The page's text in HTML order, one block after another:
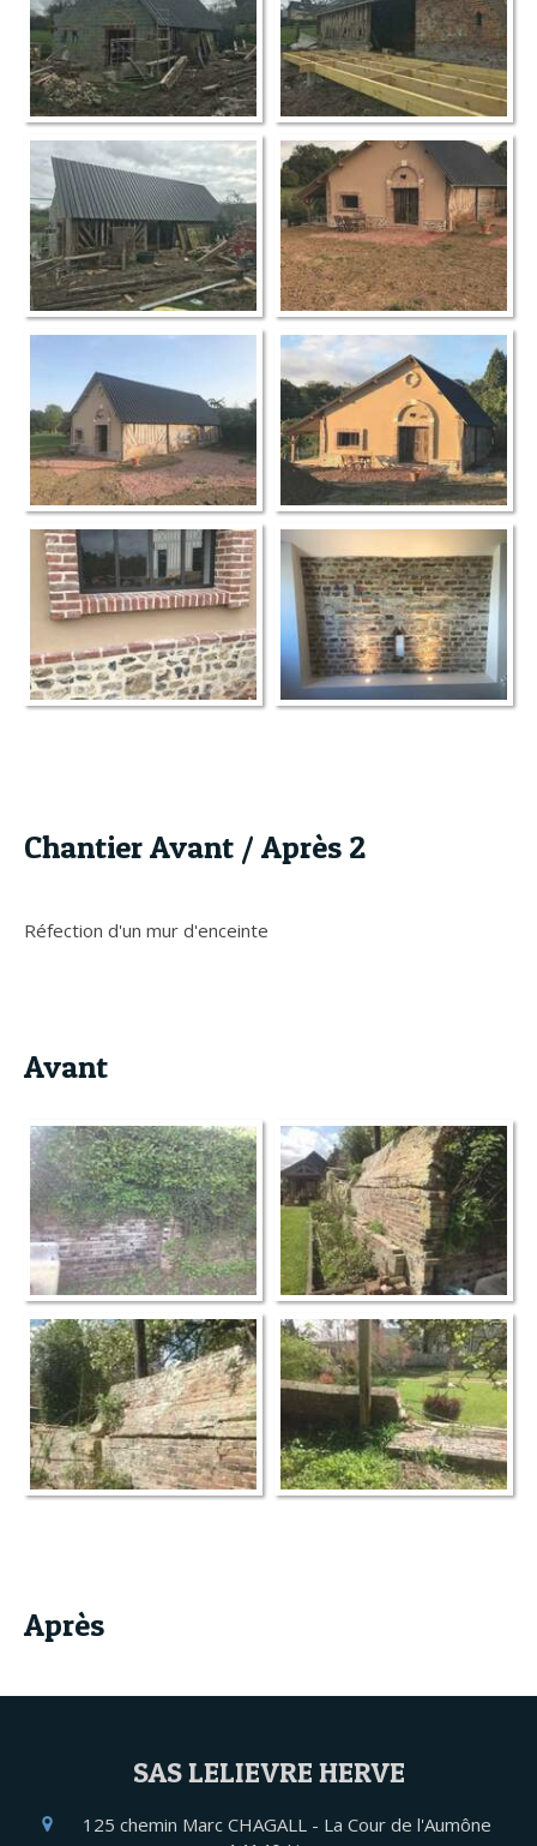
Chantier Avant / Après 2
Réfection d'un mur d'enceinte
Avant
Après
SAS LELIEVRE HERVE
125 chemin Marc CHAGALL - La Cour de l'Aumône